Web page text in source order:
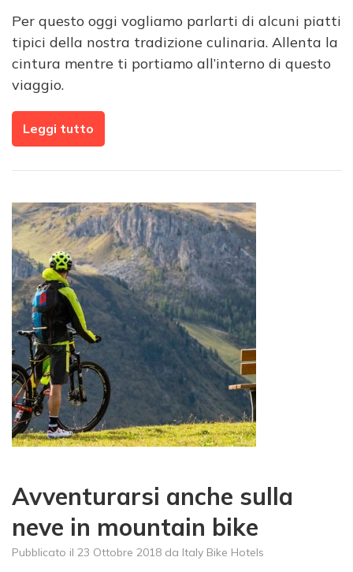
Per questo oggi vogliamo parlarti di alcuni piatti
tipici della nostra tradizione culinaria. Allenta la
cintura mentre ti portiamo all’interno di questo
viaggio.
Leggi tutto
Avventurarsi anche sulla
neve in mountain bike
Pubblicato il 23 Ottobre 2018 da Italy Bike Hotels